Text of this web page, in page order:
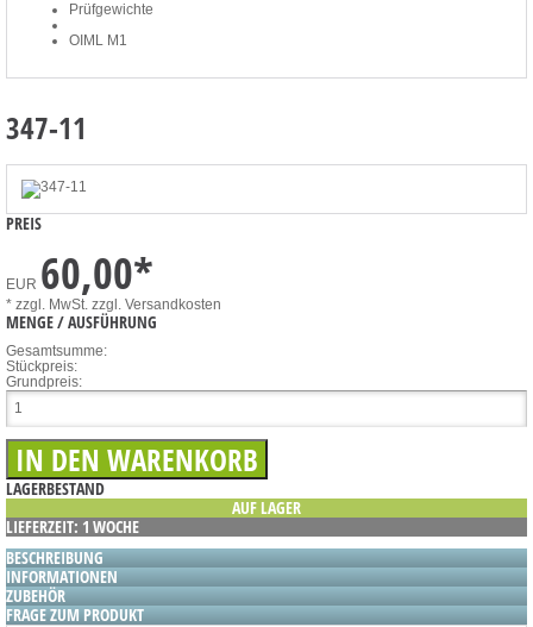
Prüfgewichte
OIML M1
347-11
PREIS
EUR 60,00*
* zzgl. MwSt. zzgl. Versandkosten
MENGE / AUSFÜHRUNG
Gesamtsumme:
Stückpreis:
Grundpreis:
LAGERBESTAND
AUF LAGER
LIEFERZEIT: 1 WOCHE
BESCHREIBUNG
INFORMATIONEN
ZUBEHÖR
FRAGE ZUM PRODUKT